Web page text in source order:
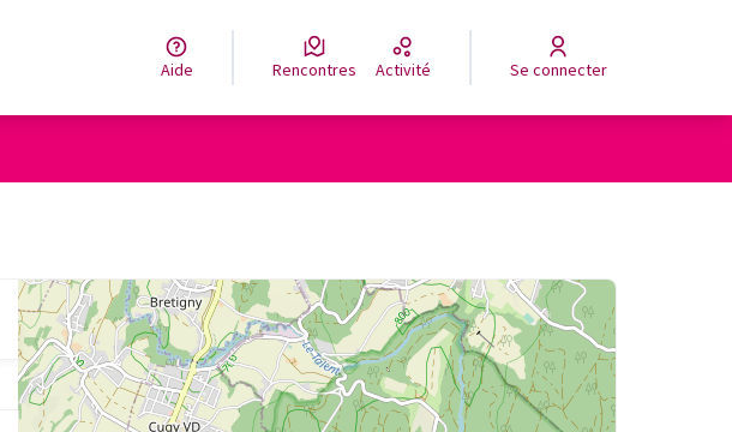
Aide Rencontres Activité Se connecter